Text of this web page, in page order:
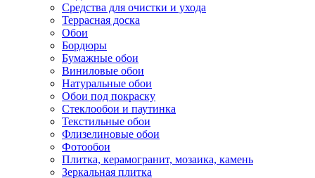
Средства для очистки и ухода
Террасная доска
Обои
Бордюры
Бумажные обои
Виниловые обои
Натуральные обои
Обои под покраску
Стеклообои и паутинка
Текстильные обои
Флизелиновые обои
Фотообои
Плитка, керамогранит, мозаика, камень
Зеркальная плитка